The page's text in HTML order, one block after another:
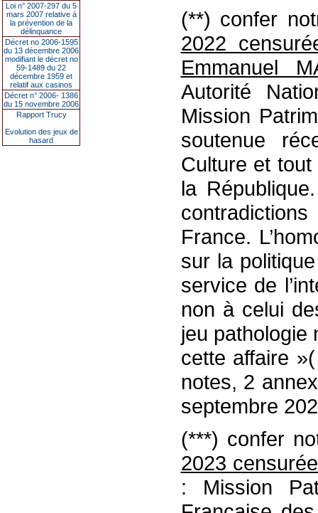
Loi n° 2007-297 du 5
mars 2007 relative à
la prévention de la
délinquance
Décret no 2006-1595
du 13 décembre 2006
modifiant le décret no
59-1489 du 22
décembre 1959 et
relatif aux casinos
Décret n° 2006- 1386
du 15 novembre 2006
Rapport Trucy
Evolution des jeux de
hasard
(**) confer
2022
Emmanuel
Autorité
Mission
soutenue
Culture et
la
France.
sur la
service de
non à celui
jeu pathologie
cette affaire
notes, 2
septembre
(***) confer
2023
: Mission